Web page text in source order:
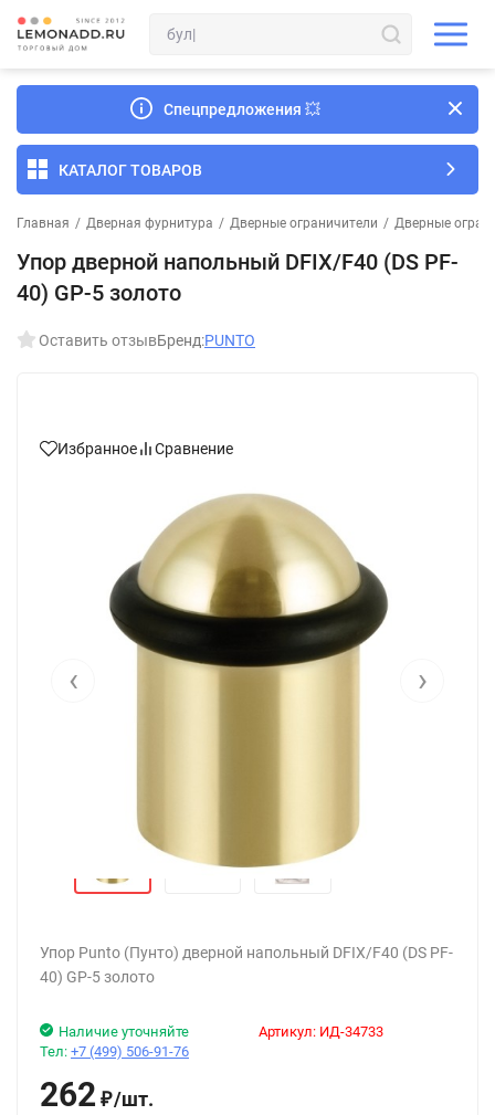
Спецпредложения 💥
КАТАЛОГ ТОВАРОВ
Главная / Дверная фурнитура / Дверные ограничители / Дверные
Упор дверной напольный DFIX/F40 (DS PF-
40) GP-5 золото
Оставить отзывБренд:PUNTO
Избранное Сравнение
‹ ›
Упор Punto (Пунто) дверной напольный DFIX/F40 (DS PF-
40) GP-5 золото
Артикул: ИД-34733
Наличие уточняйте
Тел: +7 (499) 506-91-76
262 ₽/шт.